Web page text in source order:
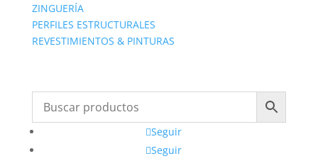
ZINGUERÍA
PERFILES ESTRUCTURALES
REVESTIMIENTOS & PINTURAS
Seguir
Seguir